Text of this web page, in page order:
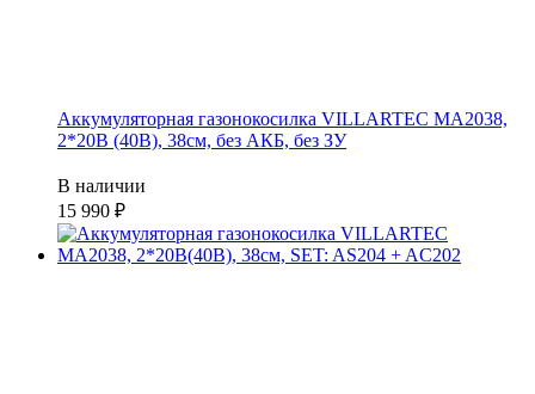
Аккумуляторная газонокосилка VILLARTEC MA2038,
2*20В (40В), 38см, без АКБ, без ЗУ
В наличии
15 990